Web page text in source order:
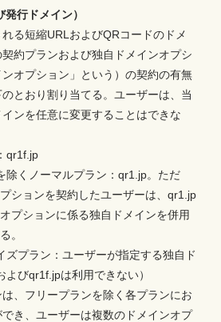
行ドメイン）
る短縮URLおよびQRコードのドメ
約プランおよび独自ドメインオプシ
オプション」という）の契約の有無
とおり割り当てる。ユーザーは、当
ンを任意に変更することはできな
qr1f.jp
除くノーマルプラン：qr1.jp。ただ
ションを契約したユーザーは、qr1.jp
プションに係る独自ドメインを併用
。
ズプラン：ユーザーが指定する独自ド
よびqr1f.jpは利用できない）
は、フリープランを除く各プランにお
き、ユーザーは複数のドメインオプ